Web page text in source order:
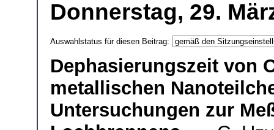
Donnerstag, 29.
Auswahlstatus für diesen Beitrag:
Dephasierungszeit von
metallischen
Untersuchungen zur